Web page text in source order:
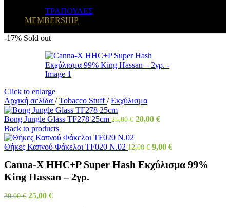
ΤΡΑΠΟΥΛΕΣ
MEMBERSHIP
-17% Sold out
Click to enlarge
Αρχική σελίδα / Tobacco Stuff/ Εκχύλισμα
Bong Jungle Glass TF278 25cm 25,00€ 20,00 €
Back to products
Θήκες Καπνού Φάκελοι TF020 N.02 12,00€ 9,00 €
Canna-X HHC+P Super Hash Εκχύλισμα 99%
King Hassan – 2γρ.
30,00€ 25,00 €